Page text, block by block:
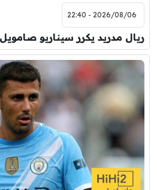
2026/08/06 - 22:40
ريال مدريد يكرر سيناريو صامويل